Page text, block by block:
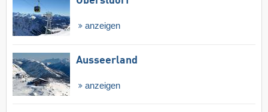
anzeigen
Ausseerland
anzeigen